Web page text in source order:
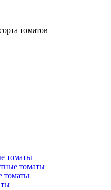
томатов
томаты
томаты
томаты